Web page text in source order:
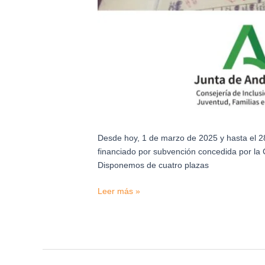
Desde hoy, 1 de marzo de 2025 y hasta el
financiado por subvención concedida por
Disponemos de cuatro plazas
del
Leer más »